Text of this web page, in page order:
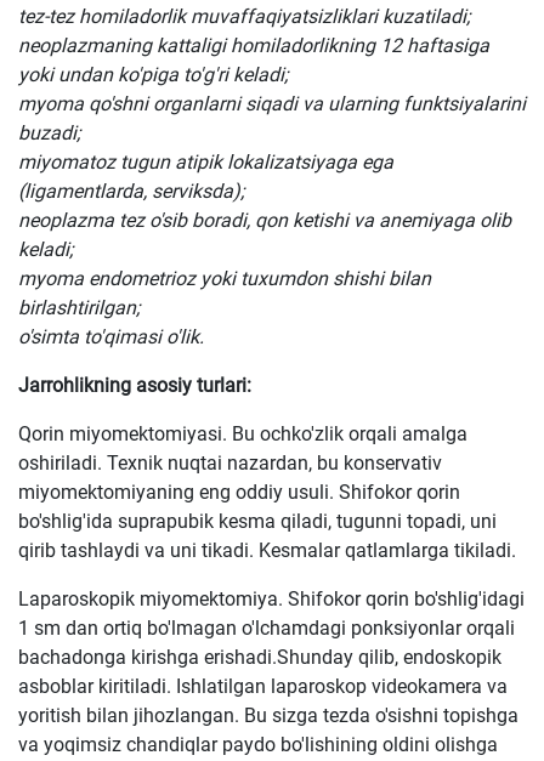
tez-tez homiladorlik muvaffaqiyatsizliklari kuzatiladi;
neoplazmaning kattaligi homiladorlikning 12 haftasiga
yoki undan ko'piga to'g'ri keladi;
myoma qo'shni organlarni siqadi va ularning funktsiyalarini
buzadi;
miyomatoz tugun atipik lokalizatsiyaga ega
(ligamentlarda, serviksda);
neoplazma tez o'sib boradi, qon ketishi va anemiyaga olib
keladi;
myoma endometrioz yoki tuxumdon shishi bilan
birlashtirilgan;
o'simta to'qimasi o'lik.
Jarrohlikning asosiy turlari:
Qorin miyomektomiyasi. Bu ochko'zlik orqali amalga
oshiriladi. Texnik nuqtai nazardan, bu konservativ
miyomektomiyaning eng oddiy usuli. Shifokor qorin
bo'shlig'ida suprapubik kesma qiladi, tugunni topadi, uni
qirib tashlaydi va uni tikadi. Kesmalar qatlamlarga tikiladi.
Laparoskopik miyomektomiya. Shifokor qorin bo'shlig'idagi
1 sm dan ortiq bo'lmagan o'lchamdagi ponksiyonlar orqali
bachadonga kirishga erishadi.Shunday qilib, endoskopik
asboblar kiritiladi. Ishlatilgan laparoskop videokamera va
yoritish bilan jihozlangan. Bu sizga tezda o'sishni topishga
va yoqimsiz chandiqlar paydo bo'lishining oldini olishga